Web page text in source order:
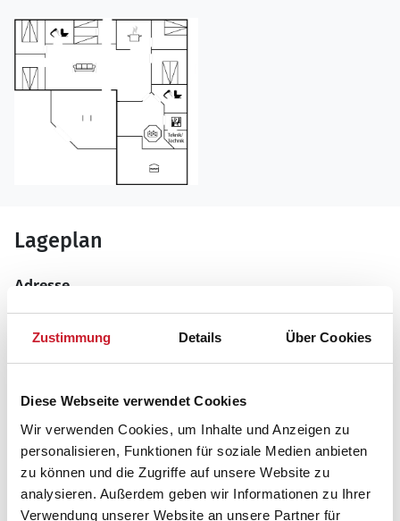
Zustimmung Details Über Cookies
Diese Webseite verwendet Cookies
Wir verwenden Cookies, um Inhalte und Anzeigen zu
personalisieren, Funktionen für soziale Medien anbieten
zu können und die Zugriffe auf unsere Website zu
analysieren. Außerdem geben wir Informationen zu Ihrer
Verwendung unserer Website an unsere Partner für
Lageplan
Adresse
Blomstervangen 57